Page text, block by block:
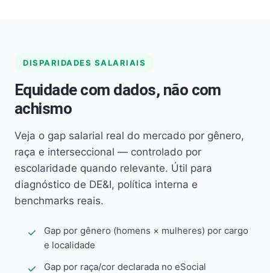
DISPARIDADES SALARIAIS
Equidade com dados, não com
achismo
Veja o gap salarial real do mercado por gênero,
raça e interseccional — controlado por
escolaridade quando relevante. Útil para
diagnóstico de DE&I, política interna e
benchmarks reais.
Gap por gênero (homens × mulheres) por cargo
e localidade
Gap por raça/cor declarada no eSocial